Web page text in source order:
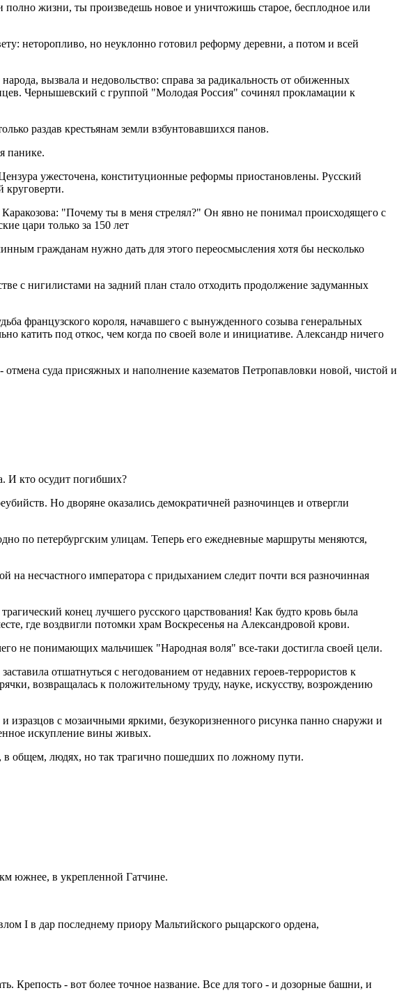
полно жизни, ты произведешь новое и уничтожишь старое, бесплодное или
неторопливо, но неуклонно готовил реформу деревни, а потом и всей
вызвала и недовольство: справа за радикальность от обиженных
Чернышевский с группой "Молодая Россия" сочинял прокламации к
раздав крестьянам земли взбунтовавшихся панов.
панике.
ужесточена, конституционные реформы приостановлены. Русский
круговерти.
"Почему ты в меня стрелял?" Он явно не понимал происходящего с
цари только за 150 лет
гражданам нужно дать для этого переосмысления хотя бы несколько
с нигилистами на задний план стало отходить продолжение задуманных
французского короля, начавшего с вынужденного созыва генеральных
катить под откос, чем когда по своей воле и инициативе. Александр ничего
отмена суда присяжных и наполнение казематов Петропавловки новой, чистой и
И кто осудит погибших?
Но дворяне оказались демократичней разночинцев и отвергли
по петербургским улицам. Теперь его ежедневные маршруты меняются,
несчастного императора с придыханием следит почти вся разночинная
конец лучшего русского царствования! Как будто кровь была
где воздвигли потомки храм Воскресенья на Александровой крови.
не понимающих мальчишек "Народная воля" все-таки достигла своей цели.
отшатнуться с негодованием от недавних героев-террористов к
возвращалась к положительному труду, науке, искусству, возрождению
с мозаичными яркими, безукоризненного рисунка панно снаружи и
искупление вины живых.
общем, людях, но так трагично пошедших по ложному пути.
южнее, в укрепленной Гатчине.
I в дар последнему приору Мальтийского рыцарского ордена,
Крепость - вот более точное название. Все для того - и дозорные башни, и